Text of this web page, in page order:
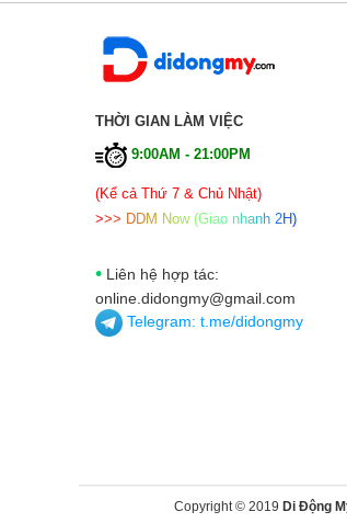
THỜI GIAN LÀM VIỆC
9:00AM - 21:00PM
(Kể cả Thứ 7 & Chủ Nhật)
>>> DDM Now (Giao nhanh 2H)
• Liên hệ hợp tác:
online.didongmy@gmail.com
Telegram: t.me/didongmy
Copyright © 2019 Di Động